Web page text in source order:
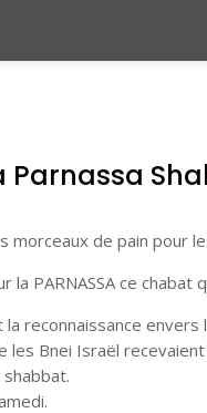
Parnassa
de pain pour
la PARNASSA ce chabat
reconnaissance envers
les Bnei Israël